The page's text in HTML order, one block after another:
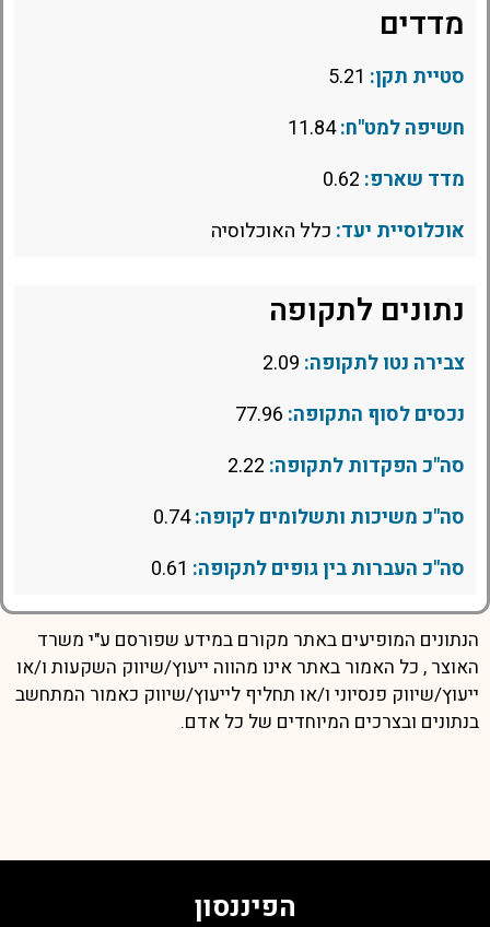
מדדים
סטיית תקן:
חשיפה למט"ח:11.84
מדד שארפ:
אוכלוסיית יעד: כלל האוכלוסיה
נתונים לתקופה
צבירה נטו לתקופה:
נכסים לסוף התקופה:
סה"כ הפקדות לתקופה:
סה"כ משיכות ותשלומים לקופה:0.74
סה"כ העברות בין גופים לתקופה:
הנתונים המופיעים באתר מקורם במידע שפורסם ע"י משרד
האוצר , כל האמור באתר אינו מהווה ייעוץ/שיווק השקעות ו/או
ייעוץ/שיווק פנסיוני ו/או תחליף לייעוץ/שיווק כאמור המתחשב
בנתונים ובצרכים המיוחדים של כל אדם.
הפיננסון